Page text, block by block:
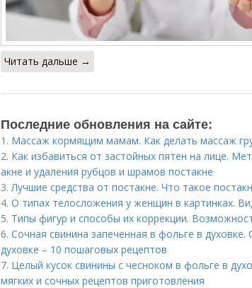
Читать дальше →
Последние обновления на сайте:
1. Массаж кормящим мамам. Как делать массаж
2. Как избавиться от застойных пятен на лице.
акне и удаления рубцов и шрамов постакне
3.Лучшие средства от постакне. Что такое
4. О типах телосложения у женщин в картинках.
5. Типы фигур и способы их коррекции.
6. Сочная свинина запеченная в фольге в
духовке – 10 пошаговых рецептов
7. Целый кусок свинины с чесноком в фольге в
мягких и сочных рецептов приготовления